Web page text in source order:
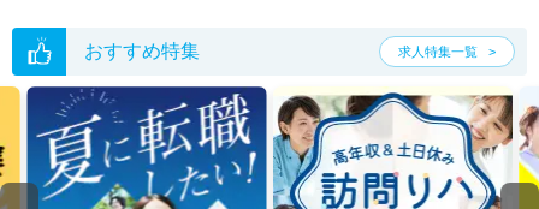
おすすめ特集 求人特集一覧